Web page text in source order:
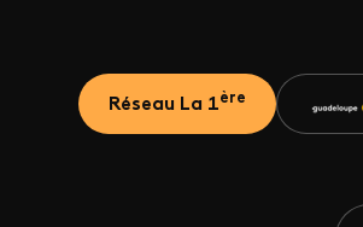
Réseau La 1ère